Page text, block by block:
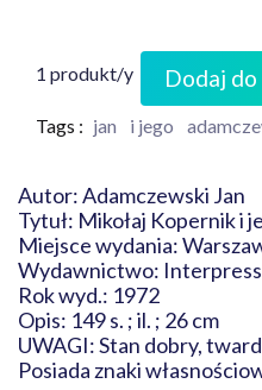
1 produkt/y Dodaj
Tags : jan i jego
Autor: Adamczewski Jan
Tytuł: Mikołaj Kopernik i
Miejsce wydania:
Wydawnictwo: Interpress
Rok wyd.: 1972
Opis: 149 s. ; il. ; 26 cm
UWAGI: Stan dobry,
Posiada znaki